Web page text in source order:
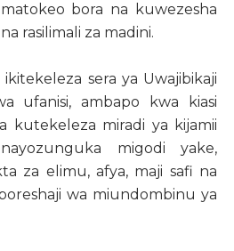
bora na kuwezesha
rasilimali za madini.
sera ya Uwajibikaji
ufanisi, ambapo kwa kiasi
kutekeleza miradi ya kijamii
migodi yake,
za elimu, afya, maji safi na
wa miundombinu ya